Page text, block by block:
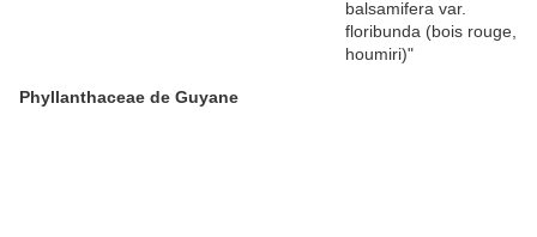
Phyllanthaceae de Guyane